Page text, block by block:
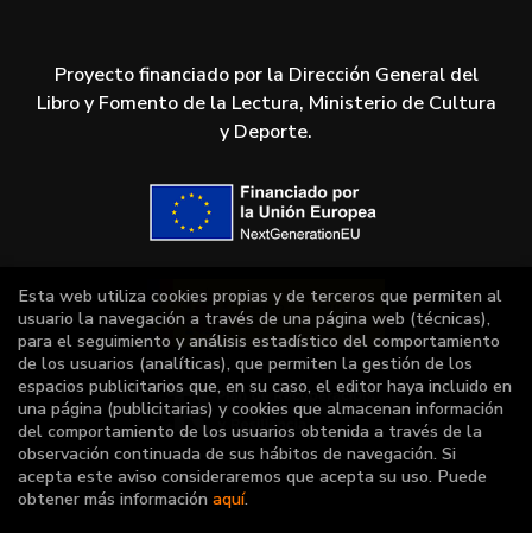
Proyecto financiado por la Dirección General del
Libro y Fomento de la Lectura, Ministerio de Cultura
y Deporte.
Esta web utiliza cookies propias y de terceros que permiten al
usuario la navegación a través de una página web (técnicas),
para el seguimiento y análisis estadístico del comportamiento
de los usuarios (analíticas), que permiten la gestión de los
espacios publicitarios que, en su caso, el editor haya incluido en
una página (publicitarias) y cookies que almacenan información
del comportamiento de los usuarios obtenida a través de la
observación continuada de sus hábitos de navegación. Si
acepta este aviso consideraremos que acepta su uso. Puede
obtener más información aquí.